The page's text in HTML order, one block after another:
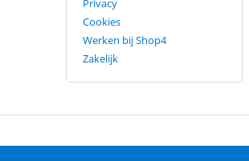
Privacy
Cookies
Werken bij Shop4
Zakelijk